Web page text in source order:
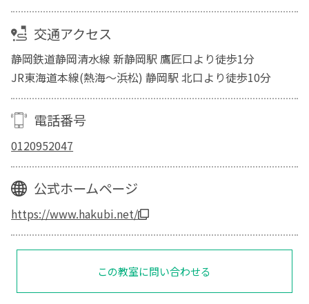
交通アクセス
静岡鉄道静岡清水線 新静岡駅 鷹匠口より徒歩1分
JR東海道本線(熱海～浜松) 静岡駅 北口より徒歩10分
電話番号
0120952047
公式ホームページ
https://www.hakubi.net/
この教室に問い合わせる